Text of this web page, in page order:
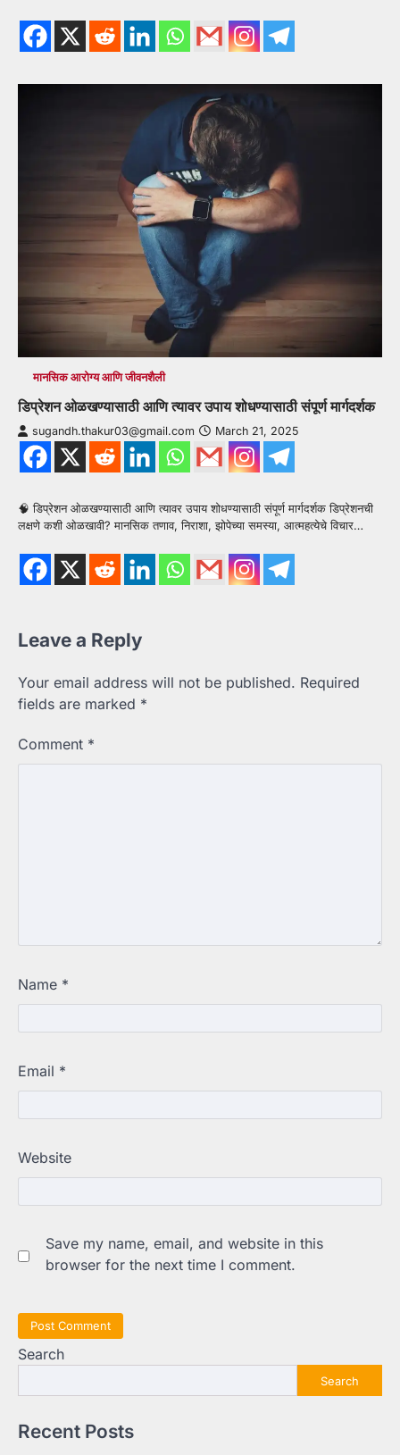
मानसिक आरोग्य आणि जीवनशैली
डिप्रेशन ओळखण्यासाठी आणि त्यावर उपाय शोधण्यासाठी संपूर्ण मार्गदर्शक
sugandh.thakur03@gmail.com March 21, 2025
🧠 डिप्रेशन ओळखण्यासाठी आणि त्यावर उपाय शोधण्यासाठी संपूर्ण मार्गदर्शक डिप्रेशनची
लक्षणे कशी ओळखावी? मानसिक तणाव, निराशा, झोपेच्या समस्या, आत्महत्येचे विचार…
Leave a Reply
Your email address will not be published. Required
fields are marked *
Comment *
Name *
Email *
Website
Save my name, email, and website in this
browser for the next time I comment.
Search
Search
Recent Posts